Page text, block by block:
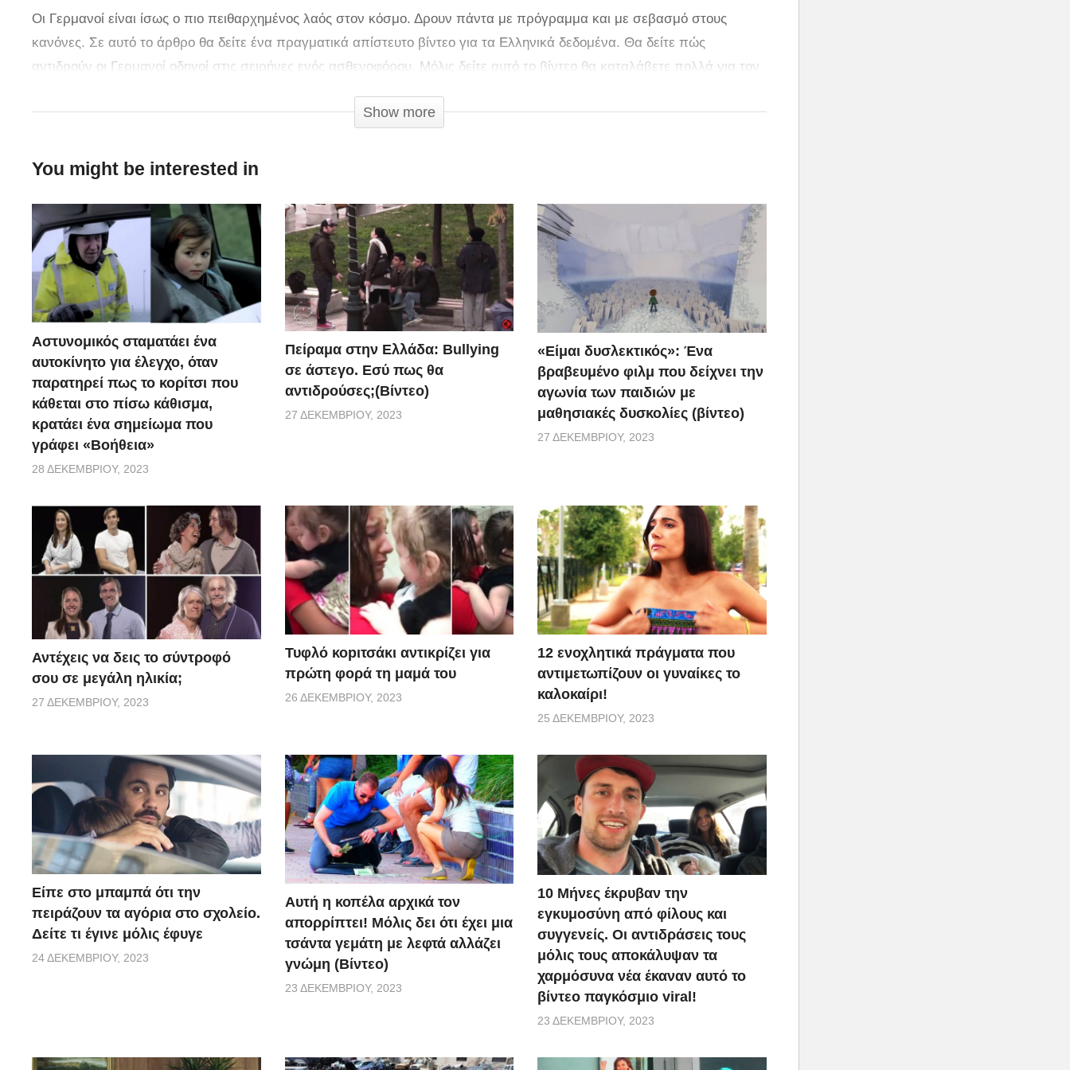
Οι Γερμανοί είναι ίσως ο πιο πειθαρχημένος λαός στον κόσμο. Δρουν πάντα με πρόγραμμα και με σεβασμό στους
κανόνες. Σε αυτό το άρθρο θα δείτε ένα πραγματικά απίστευτο βίντεο για τα Ελληνικά δεδομένα. Θα δείτε πώς
αντιδρούν οι Γερμανοί οδηγοί στις σειρήνες ενός ασθενοφόρου. Μόλις δείτε αυτό το βίντεο θα καταλάβετε πολλά για τον
Show more
You might be interested in
Αστυνομικός σταματάει ένα
αυτοκίνητο για έλεγχο, όταν
παρατηρεί πως το κορίτσι που
κάθεται στο πίσω κάθισμα,
κρατάει ένα σημείωμα που
γράφει «Βοήθεια»
28 ΔΕΚΕΜΒΡΊΟΥ, 2023
Πείραμα στην Ελλάδα: Bullying
σε άστεγο. Εσύ πως θα
αντιδρούσες;(Βίντεο)
27 ΔΕΚΕΜΒΡΊΟΥ, 2023
«Είμαι δυσλεκτικός»: Ένα
βραβευμένο φιλμ που δείχνει την
αγωνία των παιδιών με
μαθησιακές δυσκολίες (βίντεο)
27 ΔΕΚΕΜΒΡΊΟΥ, 2023
Αντέχεις να δεις το σύντροφό
σου σε μεγάλη ηλικία;
27 ΔΕΚΕΜΒΡΊΟΥ, 2023
Τυφλό κοpιτσάκι αντικρίζει για
πρώτη φορά τη μαμά του
26 ΔΕΚΕΜΒΡΊΟΥ, 2023
12 ενοχλητικά πράγματα που
αντιμετωπίζουν οι γυναίκες το
καλοκαίρι!
25 ΔΕΚΕΜΒΡΊΟΥ, 2023
Είπε στο μπαμπά ότι την
πειράζουν τα αγόρια στο σχολείο.
Δείτε τι έγινε μόλις έφυγε
24 ΔΕΚΕΜΒΡΊΟΥ, 2023
Αυτή η κοπέλα αρχικά τον
απορρίπτει! Μόλις δει ότι έχει μια
τσάντα γεμάτη με λεφτά αλλάζει
γνώμη (Βίντεο)
23 ΔΕΚΕΜΒΡΊΟΥ, 2023
10 Μήνες έκρυβαν την
εγκυμοσύνη από φίλους και
συγγενείς. Οι αντιδράσεις τους
μόλις τους αποκάλυψαν τα
χαρμόσυνα νέα έκαναν αυτό το
βίντεο παγκόσμιο viral!
23 ΔΕΚΕΜΒΡΊΟΥ, 2023